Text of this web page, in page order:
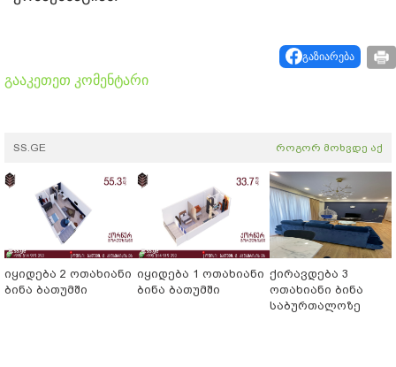
გაზიარება
გააკეთეთ კომენტარი
SS.GE როგორ მოხვდე აქ
იყიდება 2 ოთახიანი
ბინა ბათუმში
იყიდება 1 ოთახიანი
ბინა ბათუმში
ქირავდება 3
ოთახიანი ბინა
საბურთალოზე